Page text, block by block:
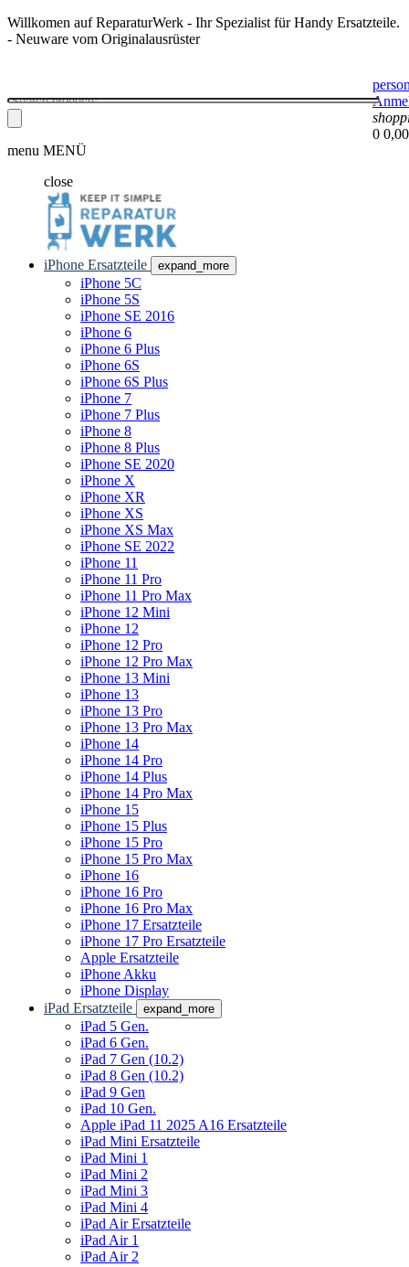
Willkomen auf ReparaturWerk - Ihr Spezialist für Handy Ersatzteile.
- Neuware vom Originalausrüster
0
menu MENÜ
close
iPhone Ersatzteile expand_more
iPhone 5C
iPhone 5S
iPhone SE 2016
iPhone 6
iPhone 6 Plus
iPhone 6S
iPhone 6S Plus
iPhone 7
iPhone 7 Plus
iPhone 8
iPhone 8 Plus
iPhone SE 2020
iPhone X
iPhone XR
iPhone XS
iPhone XS Max
iPhone SE 2022
iPhone 11
iPhone 11 Pro
iPhone 11 Pro Max
iPhone 12 Mini
iPhone 12
iPhone 12 Pro
iPhone 12 Pro Max
iPhone 13 Mini
iPhone 13
iPhone 13 Pro
iPhone 13 Pro Max
iPhone 14
iPhone 14 Pro
iPhone 14 Plus
iPhone 14 Pro Max
iPhone 15
iPhone 15 Plus
iPhone 15 Pro
iPhone 15 Pro Max
iPhone 16
iPhone 16 Pro
iPhone 16 Pro Max
iPhone 17 Ersatzteile
iPhone 17 Pro Ersatzteile
Apple Ersatzteile
iPhone Akku
iPhone Display
iPad Ersatzteile
expand_more
iPad 5 Gen.
iPad 6 Gen.
iPad 7 Gen (10.2)
iPad 8 Gen (10.2)
iPad 9 Gen
iPad 10 Gen.
Apple iPad 11 2025 A16 Ersatzteile
iPad Mini Ersatzteile
iPad Mini 1
iPad Mini 2
iPad Mini 3
iPad Mini 4
iPad Air Ersatzteile
iPad Air 1
iPad Air 2